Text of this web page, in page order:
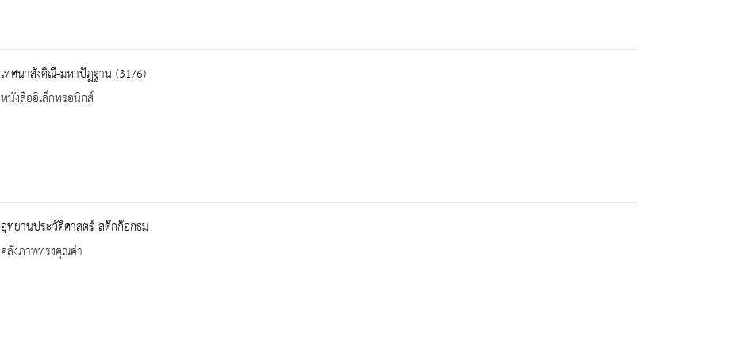
เทศนาสังคิณี-มหาปัฎฐาน (31/6)
หนังสืออิเล็กทรอนิกส์
อุทยานประวัติศาสตร์ สด๊กก๊อกธม
คลังภาพทรงคุณค่า